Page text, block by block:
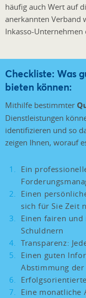
häufig auch Wert auf
anerkannten Verband
Inkasso-Unternehmen
Checkliste: Was
bieten können:
Mithilfe bestimmter
Dienstleistungen
identifizieren und so
zeigen Ihnen, worauf
Ein
Einen
sich für Sie Zeit
Einen fairen
Schuldnern
Transparenz:
Einen guten
Abstimmung
Eine monatliche